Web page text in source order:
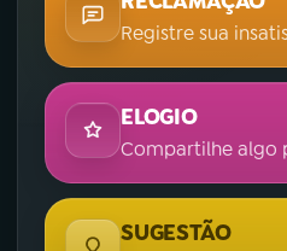
Registre sua
ELOGIO
Compartilhe algo
SUGESTÃO